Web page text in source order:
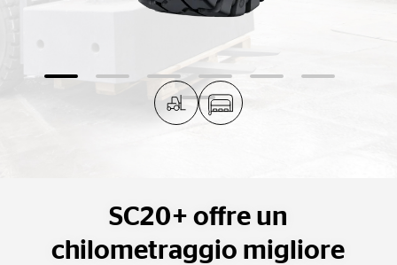
SC20+ offre un
chilometraggio migliore